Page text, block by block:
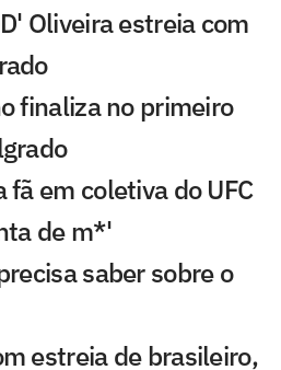
Oliveira estreia com
finaliza no primeiro
fã em coletiva do UFC
de m*'
saber sobre o
estreia de brasileiro,